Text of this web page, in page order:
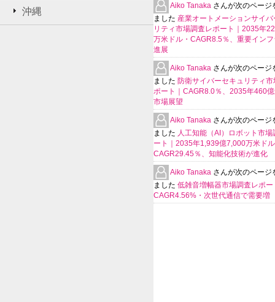
沖縄
Aiko Tanaka さんが次のページ
ました 産業オートメーションサイ
リティ市場調査レポート｜2035年
万米ドル・CAGR8.5％、重要イン
進展
Aiko Tanaka さんが次のページ
ました 防衛サイバーセキュリティ
ポート｜CAGR8.0％、2035年460
市場展望
Aiko Tanaka さんが次のページ
ました 人工知能（AI）ロボット市場
ート｜2035年1,939億7,000万米ド
CAGR29.45％、知能化技術が進化
Aiko Tanaka さんが次のページ
ました 低雑音増幅器市場調査レポー
CAGR4.56%・次世代通信で需要増